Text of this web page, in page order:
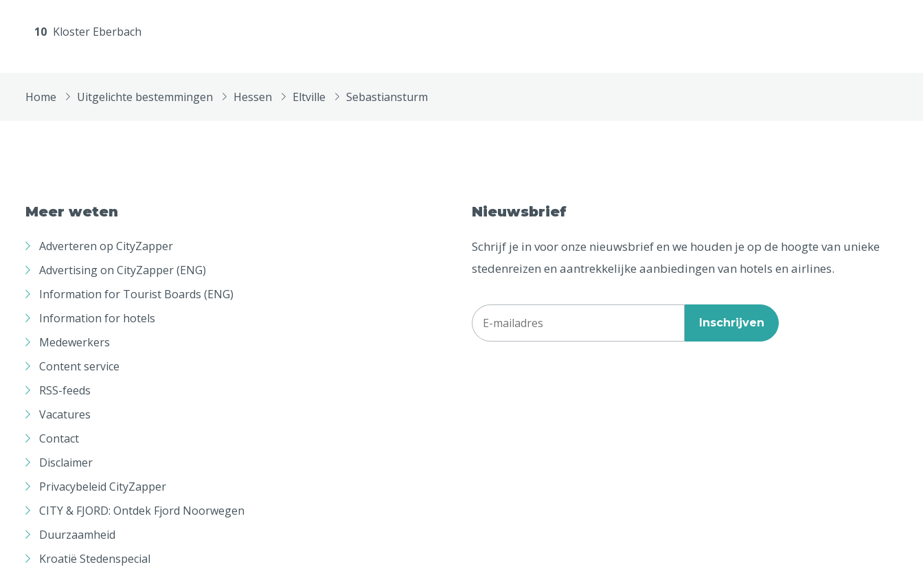
10 Kloster Eberbach
Home Uitgelichte bestemmingen Hessen Eltville Sebastiansturm
Meer weten
Adverteren op CityZapper
Advertising on CityZapper (ENG)
Information for Tourist Boards (ENG)
Information for hotels
Medewerkers
Content service
RSS-feeds
Vacatures
Contact
Disclaimer
Privacybeleid CityZapper
CITY & FJORD: Ontdek Fjord Noorwegen
Duurzaamheid
Kroatië Stedenspecial
Nieuwsbrief
Schrijf je in voor onze nieuwsbrief en we houden je op de hoogte van unieke
stedenreizen en aantrekkelijke aanbiedingen van hotels en airlines.
Inschrijven